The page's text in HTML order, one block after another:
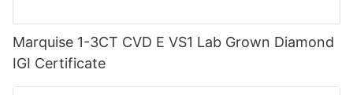
Marquise 1-3CT CVD E VS1 Lab Grown Diamond
IGI Certificate